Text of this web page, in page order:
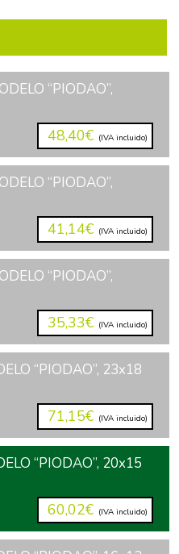
“PIODAO”,
48,40€ (IVA incluido)
“PIODAO”,
41,14€ (IVA incluido)
“PIODAO”,
35,33€ (IVA incluido)
“PIODAO”, 23x18
71,15€ (IVA incluido)
“PIODAO”, 20x15
60,02€ (IVA incluido)